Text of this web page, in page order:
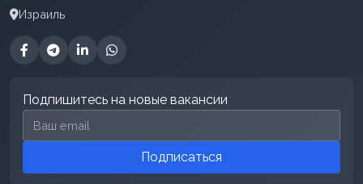
Израиль
Подпишитесь на новые вакансии
Email для подписки
Подписаться